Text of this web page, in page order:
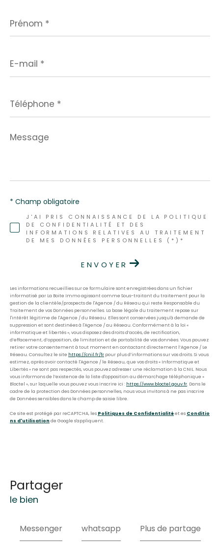
*
mail
*
*
Message
*
J'AI PRIS CONNAISSANCE DE LA POLITIQUE
DE CONFIDENTIALITÉ ET DES
INFORMATIONS RELATIVES AU TRAITEMENT
DE MES DONNÉES PERSONNELLES (*)*
* Champ obligatoire
ENVOYER
Les informations recueillies sur ce formulaire sont enregistrées dans un fichier
informatisé par La Boite Immo agissant comme Sous-traitant du traitement pour la
gestion de la clientèle/prospects de l'Agence / du Réseau qui reste Responsable du
Traitement de vos Données personnelles. La base légale du traitement repose sur
l'intérêt légitime de l'Agence / du Réseau. Elles sont conservées jusqu'à demande de
suppression et sont destinées à l'Agence / au Réseau. Conformément à la loi «
informatique et libertés », vous disposez des droits d’accès, de rectification,
d’effacement, d’opposition, de limitation et de portabilité de vos données. Vous pouvez
retirer votre consentement à tout moment en contactant directement l’Agence / Le
Réseau. Consultez le site https://cnil.fr/fr pour plus d’informations sur vos droits. Si vous
estimez, après avoir contacté l'Agence / le Réseau, que vos droits « Informatique et
Libertés » ne sont pas respectés, vous pouvez adresser une réclamation à la CNIL. Nous
vous informons de l’existence de la liste d'opposition au démarchage téléphonique «
Bloctel », sur laquelle vous pouvez vous inscrire ici : https://www.bloctel.gouv.fr. Dans le
cadre de la protection des Données personnelles, nous vous invitons à ne pas inscrire
de Données sensibles dans le champ de saisie libre.
Ce site est protégé par reCAPTCHA, les Politiques de Confidentialitéet es Conditio
ns d'utilisation de Google s'appliquent.
partager
le bien
Messenger whatsapp Plus de partage